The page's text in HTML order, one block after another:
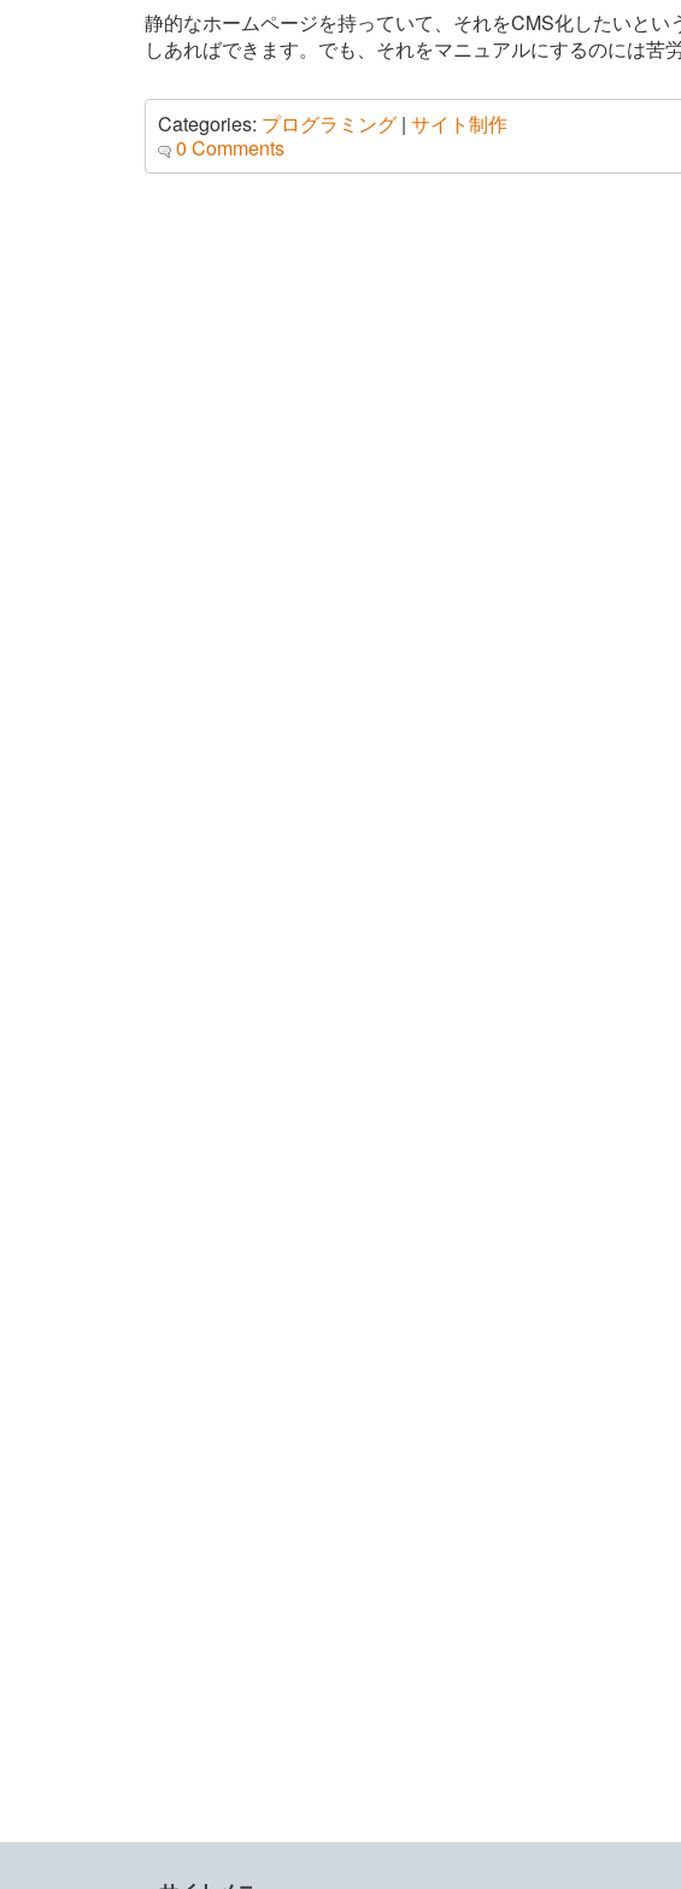
静的なホームページを持っていて、それをCMS化したいと
しあればできます。でも、それをマニュアルにするのには苦
Categories: プログラミング | サイト制作
0 Comments